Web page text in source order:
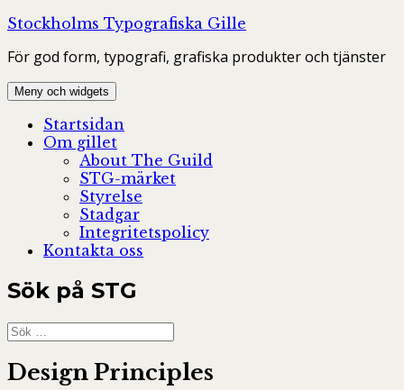
Hoppa
innehåll
Stockholms Typografiska Gille
För god form, typografi, grafiska produkter och tjänster
Meny och widgets
Startsidan
Om gillet
About The Guild
STG-märket
Styrelse
Stadgar
Integritetspolicy
Kontakta oss
Sök på STG
Sök
efter:
Design Principles